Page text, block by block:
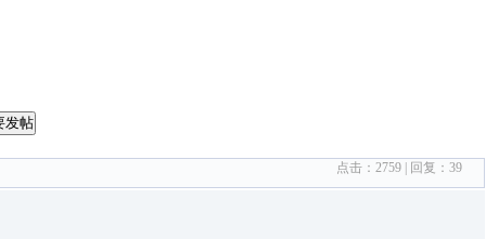
发帖
点击： 2759 | 回复： 39